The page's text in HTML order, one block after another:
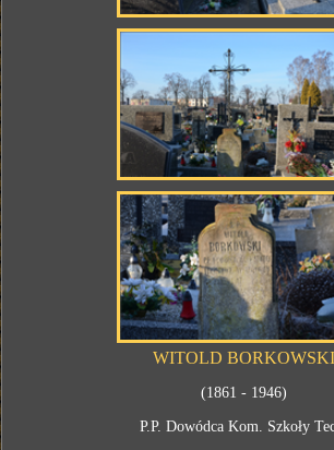
WITOLD BORKOWSKI
(1861 - 1946)
P.P. Dowódca Kom. Szkoły